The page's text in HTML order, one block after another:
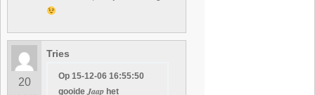
20
Tries
Op 15-12-06 16:55:50
gooideJaap het